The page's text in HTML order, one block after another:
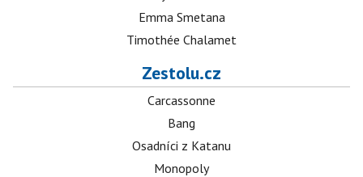
Emma Smetana
Timothée Chalamet
Zestolu.cz
Carcassonne
Bang
Osadníci z Katanu
Monopoly